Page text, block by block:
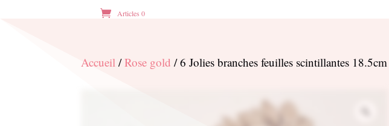
Articles 0
Accueil /Rose gold / 6 Jolies branches feuilles scintillantes 18.5cm